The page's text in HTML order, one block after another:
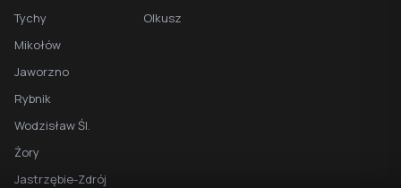
Tychy
Mikołów
Jaworzno
Rybnik
Wodzisław Śl.
Żory
Jastrzębie-Zdrój
Olkusz